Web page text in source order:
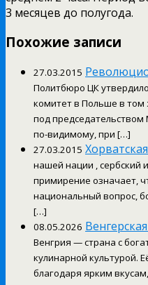
3 месяцев до полугода.
Похожие записи
27.03.2015
Политбюро ЦК
комитет в Польше в том
под председательством
по-видимому, при […]
27.03.2015
нашей нации , сербский
примирение означает,
национальный вопрос,
[…]
08.05.2026
Венгрия — страна с
кулинарной культурой.
благодаря ярким